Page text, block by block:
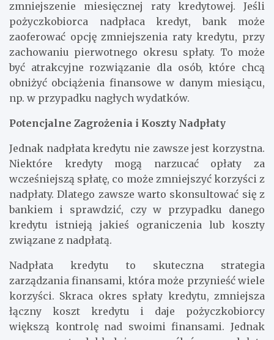
zmniejszenie miesięcznej raty kredytowej. Jeśli
pożyczkobiorca nadpłaca kredyt, bank może
zaoferować opcję zmniejszenia raty kredytu, przy
zachowaniu pierwotnego okresu spłaty. To może
być atrakcyjne rozwiązanie dla osób, które chcą
obniżyć obciążenia finansowe w danym miesiącu,
np. w przypadku nagłych wydatków.
Potencjalne Zagrożenia i Koszty Nadpłaty
Jednak nadpłata kredytu nie zawsze jest korzystna.
Niektóre kredyty mogą narzucać opłaty za
wcześniejszą spłatę, co może zmniejszyć korzyści z
nadpłaty. Dlatego zawsze warto skonsultować się z
bankiem i sprawdzić, czy w przypadku danego
kredytu istnieją jakieś ograniczenia lub koszty
związane z nadpłatą.
Nadpłata kredytu to skuteczna strategia
zarządzania finansami, która może przynieść wiele
korzyści. Skraca okres spłaty kredytu, zmniejsza
łączny koszt kredytu i daje pożyczkobiorcy
większą kontrolę nad swoimi finansami. Jednak